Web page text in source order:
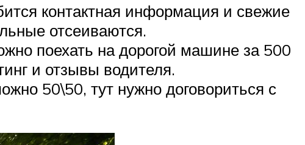
контактная информация и свежие
отсеиваются.
поехать на дорогой машине за 500
и отзывы водителя.
50\50, тут нужно договориться с